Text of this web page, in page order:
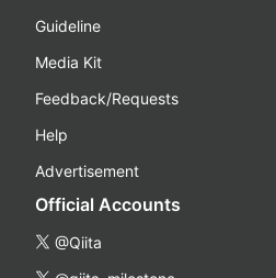
Guideline
Media Kit
Feedback/Requests
Help
Advertisement
Official Accounts
@Qiita